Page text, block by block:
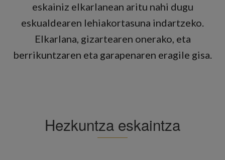
eskainiz elkarlanean aritu nahi dugu
eskualdearen lehiakortasuna indartzeko.
Elkarlana, gizartearen onerako, eta
berrikuntzaren eta garapenaren eragile gisa.
Hezkuntza eskaintza